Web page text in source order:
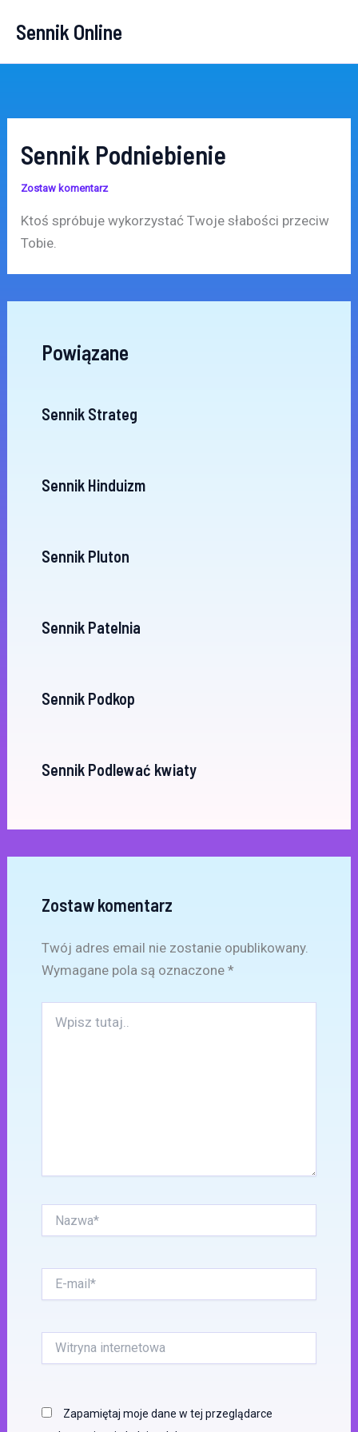
Sennik Online
Sennik Podniebienie
Zostaw komentarz
Ktoś spróbuje wykorzystać Twoje słabości przeciw
Tobie.
Powiązane
Sennik Strateg
Sennik Hinduizm
Sennik Pluton
Sennik Patelnia
Sennik Podkop
Sennik Podlewać kwiaty
Zostaw komentarz
Twój adres email nie zostanie opublikowany.
Wymagane pola są oznaczone *
tutaj..
mail*
internetowa
Zapamiętaj moje dane w tej przeglądarce